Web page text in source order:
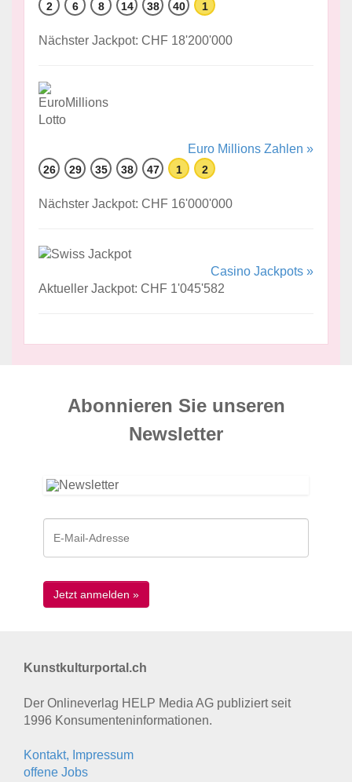
2 6 8 14 38 40 1
Nächster Jackpot: CHF 18'200'000
Euro Millions Zahlen »
26 29 35 38 47 1 2
Nächster Jackpot: CHF 16'000'000
Casino Jackpots »
Aktueller Jackpot: CHF 1'045'582
Abonnieren Sie unseren
News­letter
Kunstkulturportal.ch
Der Onlineverlag HELP Media AG publiziert seit
1996 Konsumenten­informationen.
Kontakt, Impressum
offene Jobs